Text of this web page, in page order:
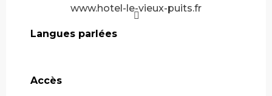
www.hotel-le-vieux-puits.fr
Langues parlées
Langues parlées
Accès
Accès